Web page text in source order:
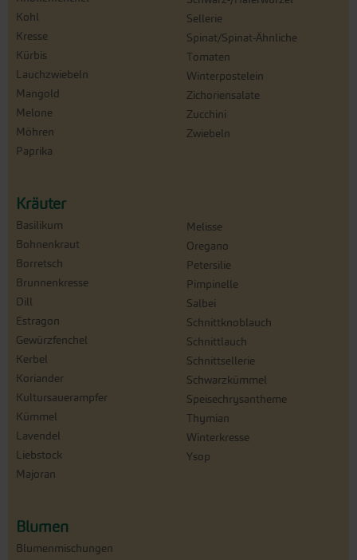
Kohl
Kresse
Kürbis
Lauchzwiebeln
Mangold
Melone
Möhren
Paprika
Sellerie
Spinat/Spinat-Ähnliche
Tomaten
Winterpostelein
Zichoriensalate
Zucchini
Zwiebeln
Kräuter
Basilikum
Bohnenkraut
Borretsch
Brunnenkresse
Dill
Estragon
Gewürzfenchel
Kerbel
Koriander
Kultursauerampfer
Kümmel
Lavendel
Liebstock
Majoran
Melisse
Oregano
Petersilie
Pimpinelle
Salbei
Schnittknoblauch
Schnittlauch
Schnittsellerie
Schwarzkümmel
Speisechrysantheme
Thymian
Winterkresse
Ysop
Blumen
Blumenmischungen